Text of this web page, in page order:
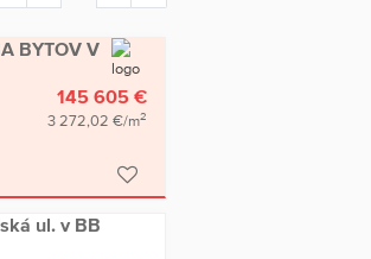
BYTOV V
145 605 €
3 272,02 €/m2
ul. v BB